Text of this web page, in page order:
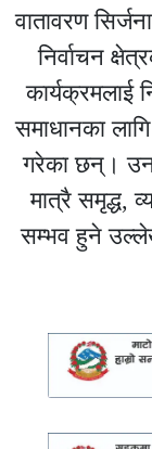
वातावरण
निर्वाचन
कार्यक्रमलाई
समाधानका
गरेका छन्।
मात्रै समृद्ध,
सम्भव हुने